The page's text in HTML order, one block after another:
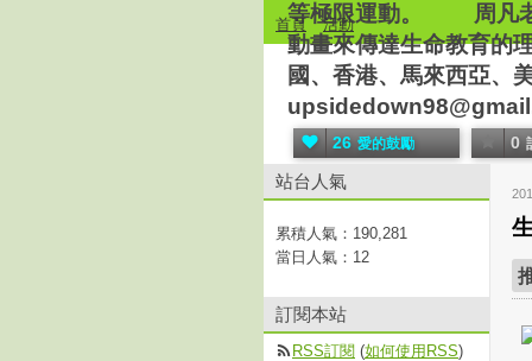
等極限運動。 周凡老
動畫來傳達生命教育的
國、香港、馬來西亞、
26 愛的鼓勵 0
首頁 活動
站台人氣
累積人氣： 190,281
當日人氣： 12
訂閱本站
RSS訂閱 (如何使用RSS)